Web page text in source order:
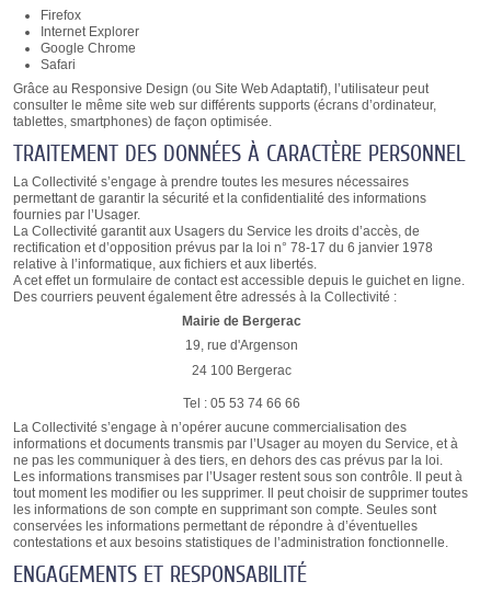
Firefox
Internet Explorer
Google Chrome
Safari
Grâce au Responsive Design (ou Site Web Adaptatif), l’utilisateur peut
consulter le même site web sur différents supports (écrans d’ordinateur,
tablettes, smartphones) de façon optimisée.
TRAITEMENT DES DONNÉES À CARACTÈRE PERSONNEL
La Collectivité s’engage à prendre toutes les mesures nécessaires
permettant de garantir la sécurité et la confidentialité des informations
fournies par l’Usager.
La Collectivité garantit aux Usagers du Service les droits d’accès, de
rectification et d’opposition prévus par la loi n° 78-17 du 6 janvier 1978
relative à l’informatique, aux fichiers et aux libertés.
A cet effet un formulaire de contact est accessible depuis le guichet en ligne.
Des courriers peuvent également être adressés à la Collectivité :
Mairie de Bergerac
19, rue d'Argenson
24 100 Bergerac
Tel : 05 53 74 66 66
La Collectivité s’engage à n’opérer aucune commercialisation des
informations et documents transmis par l’Usager au moyen du Service, et à
ne pas les communiquer à des tiers, en dehors des cas prévus par la loi.
Les informations transmises par l’Usager restent sous son contrôle. Il peut à
tout moment les modifier ou les supprimer. Il peut choisir de supprimer toutes
les informations de son compte en supprimant son compte. Seules sont
conservées les informations permettant de répondre à d’éventuelles
contestations et aux besoins statistiques de l’administration fonctionnelle.
ENGAGEMENTS ET RESPONSABILITÉ